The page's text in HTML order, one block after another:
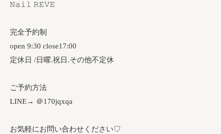
𝙽𝚊𝚒𝚕 𝚁𝙴𝚅𝙴
完全予約制
open 9:30 close17:00
定休日 /日曜.祝日.その他不定休
ご予約方法
LINE→ ＠170jqxqa
お気軽にお問い合わせください♡